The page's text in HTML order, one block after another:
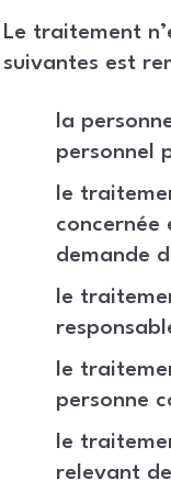
Le traitement
suivantes est
la
personnel
le
concernée
demande
le
le
personne
le
relevant